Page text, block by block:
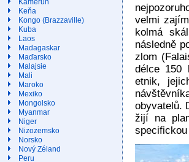
Kamerun
Keňa
Kongo (Brazzaville)
Kuba
Laos
Madagaskar
Maďarsko
Malajsie
Mali
Maroko
Mexiko
Mongolsko
Myanmar
Niger
Nizozemsko
Norsko
Nový Zéland
Peru
velmi
kolmá
následně
zlom
délce 150
etnik,
obyvatelů.
žijí na